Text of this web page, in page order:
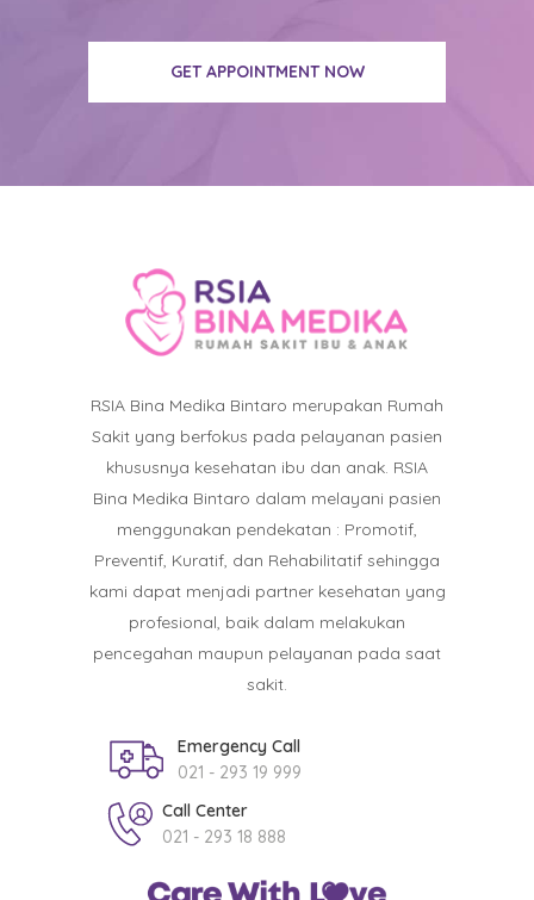
GET APPOINTMENT NOW
RSIA Bina Medika Bintaro merupakan Rumah
Sakit yang berfokus pada pelayanan pasien
khususnya kesehatan ibu dan anak. RSIA
Bina Medika Bintaro dalam melayani pasien
menggunakan pendekatan : Promotif,
Preventif, Kuratif, dan Rehabilitatif sehingga
kami dapat menjadi partner kesehatan yang
profesional, baik dalam melakukan
pencegahan maupun pelayanan pada saat
sakit.
Emergency Call
021 - 293 19 999
Call Center
021 - 293 18 888